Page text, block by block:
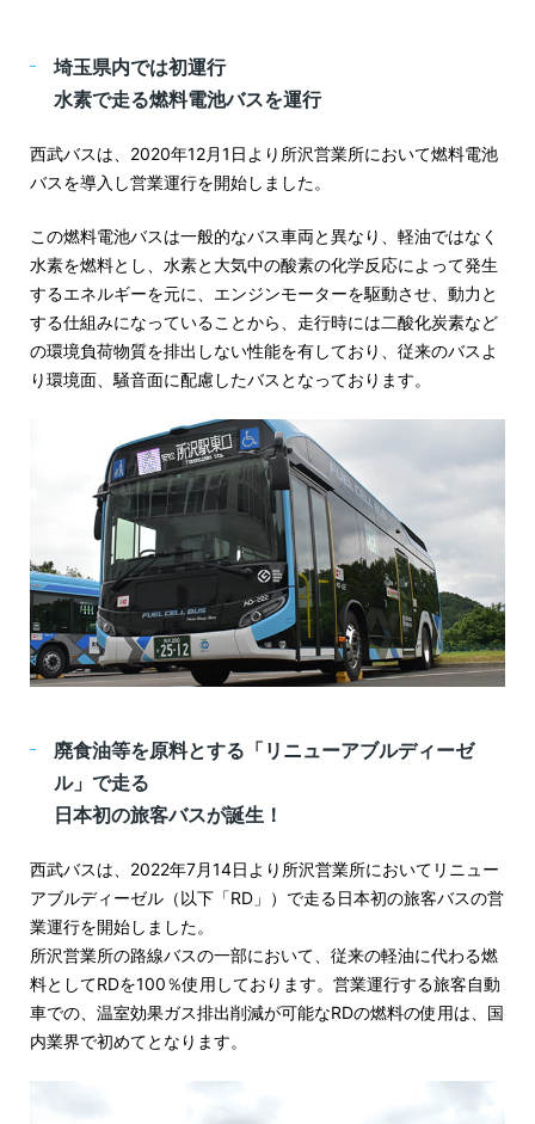
埼玉県内では初運行
水素で走る燃料電池バスを運行
西武バスは、2020年12月1日より所沢営業所において燃料電池
バスを導入し営業運行を開始しました。
この燃料電池バスは一般的なバス車両と異なり、軽油ではなく
水素を燃料とし、水素と大気中の酸素の化学反応によって発生
するエネルギーを元に、エンジンモーターを駆動させ、動力と
する仕組みになっていることから、走行時には二酸化炭素など
の環境負荷物質を排出しない性能を有しており、従来のバスよ
り環境面、騒音面に配慮したバスとなっております。
廃食油等を原料とする「リニューアブルディーゼ
ル」で走る
日本初の旅客バスが誕生！
西武バスは、2022年7月14日より所沢営業所においてリニュー
アブルディーゼル（以下「RD」）で走る日本初の旅客バスの営
業運行を開始しました。
所沢営業所の路線バスの一部において、従来の軽油に代わる燃
料としてRDを100％使用しております。営業運行する旅客自動
車での、温室効果ガス排出削減が可能なRDの燃料の使用は、国
内業界で初めてとなります。